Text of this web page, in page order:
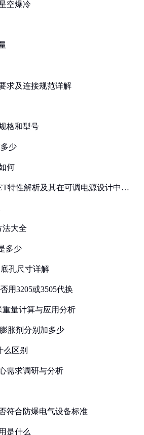
空爆冷
求及连接规范详解
格和型号
少
何
特性解析及其在可调电源设计中的
法大全
多少
孔尺寸详解
用3205或3505代换
重量计算与应用分析
胀剂分别加多少
么区别
需求调研与分析
符合防爆电气设备标准
是什么